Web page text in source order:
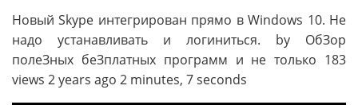
Новый Skype интегрирован прямо в Windows 10. Не
надо устанавливать и логиниться. by ОбЗор
полеЗных беЗплатных программ и не только 183
views 2 years ago 2 minutes, 7 seconds